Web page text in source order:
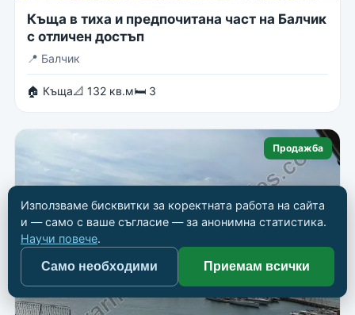
Къща в тиха и предпочитана част на Балчик
с отличен достъп
📍 Балчик
🏠 Къща📐 132 кв.м🛏 3
Продажба
Използваме бисквитки за коректната работа на сайта
и — само с ваше съгласие — за анонимна статистика.
Научи повече.
Само необходими Приемам всички